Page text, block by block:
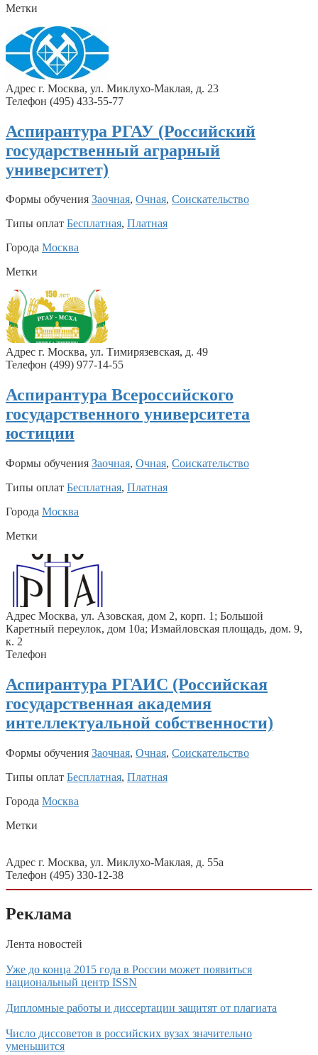
Метки
Адрес г. Москва, ул. Миклухо-Маклая, д. 23
Телефон (495) 433-55-77
Аспирантура РГАУ (Российский
государственный аграрный
университет)
Формы обучения Заочная, Очная, Соискательство
Типы оплат Бесплатная, Платная
Города Москва
Метки
Адрес г. Москва, ул. Тимирязевская, д. 49
Телефон (499) 977-14-55
Аспирантура Всероссийского
государственного университета
юстиции
Формы обучения Заочная, Очная, Соискательство
Типы оплат Бесплатная, Платная
Города Москва
Метки
Адрес Москва, ул. Азовская, дом 2, корп. 1; Большой
Каретный переулок, дом 10а; Измайловская площадь, дом. 9,
к. 2
Телефон
Аспирантура РГАИС (Российская
государственная академия
интеллектуальной собственности)
Формы обучения Заочная, Очная, Соискательство
Типы оплат Бесплатная, Платная
Города Москва
Метки
Адрес г. Москва, ул. Миклухо-Маклая, д. 55а
Телефон (495) 330-12-38
Реклама
Лента новостей
Уже до конца 2015 года в России может появиться
национальный центр ISSN
Дипломные работы и диссертации защитят от плагиата
Число диссоветов в российских вузах значительно
уменьшится